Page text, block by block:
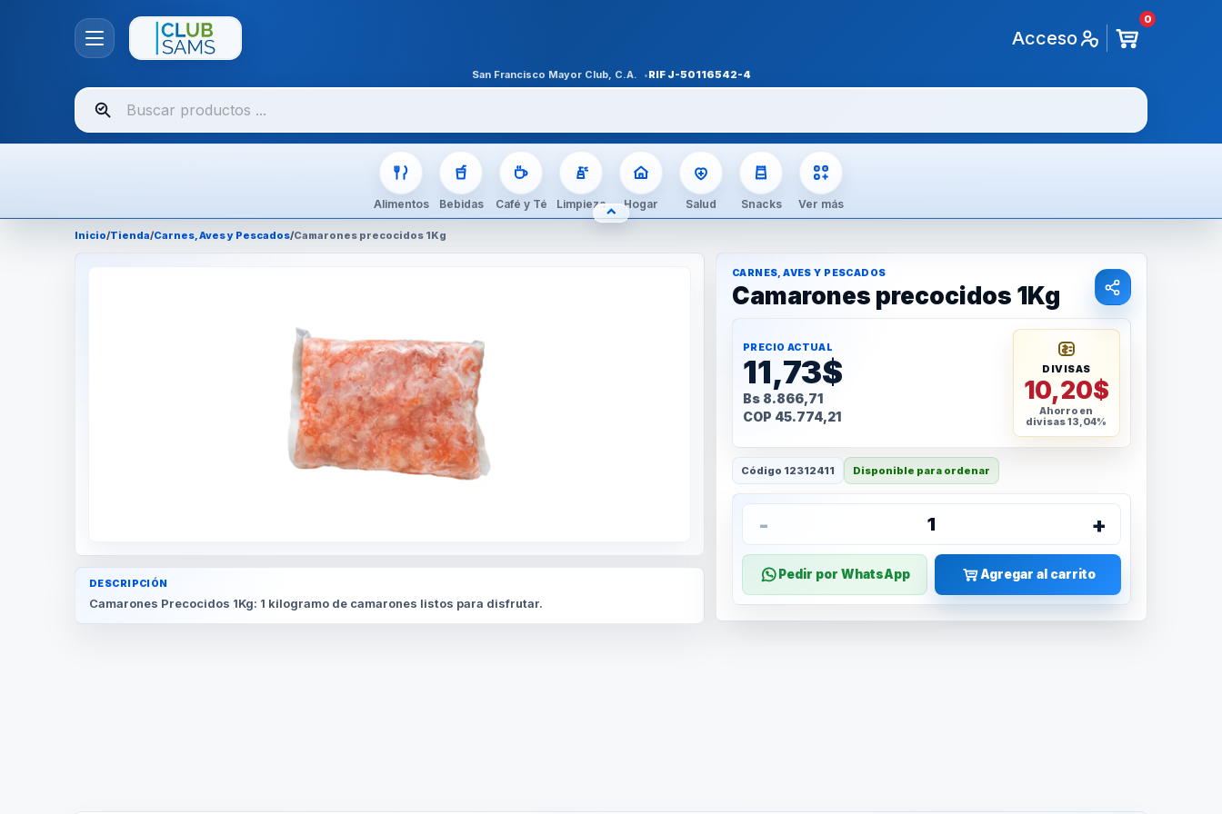
Acceso
0
San Francisco Mayor Club, C.A. RIF J-50116542-4
Buscar
productos
Alimentos Bebidas Café y Té Limpieza Hogar Salud Snacks Ver más
⌃OCULTAR CATEGORÍAS
Inicio/Tienda/Carnes, Aves y Pescados/Camarones precocidos 1Kg
DESCRIPCIÓN
Camarones Precocidos 1Kg: 1 kilogramo de camarones listos para disfrutar.
CARNES, AVES Y PESCADOS
Camarones precocidos 1Kg
PRECIO ACTUAL
11,73$
Bs 8.866,71
COP 45.774,21
DIVISAS
10,20$
Ahorro en
divisas13,04%
Código 12312411 Disponible para ordenar
- 1 +
Pedir por WhatsApp Agregar al carrito